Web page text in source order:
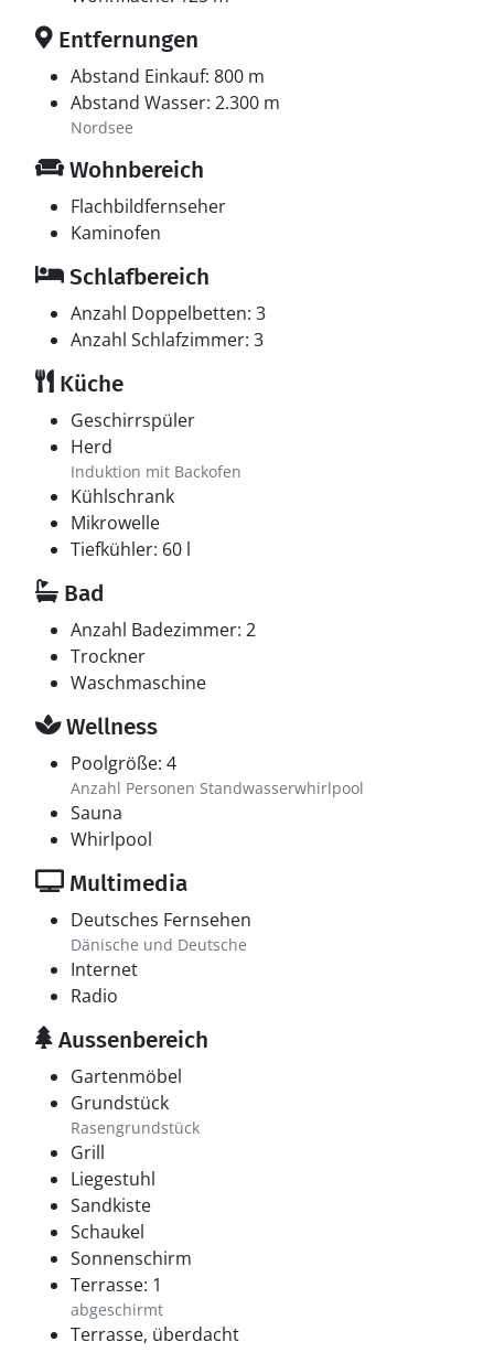
Entfernungen
Abstand Einkauf: 800 m
Abstand Wasser: 2.300 m
Nordsee
Wohnbereich
Flachbildfernseher
Kaminofen
Schlafbereich
Anzahl Doppelbetten: 3
Anzahl Schlafzimmer: 3
Küche
Geschirrspüler
Herd
Induktion mit Backofen
Kühlschrank
Mikrowelle
Tiefkühler: 60 l
Bad
Anzahl Badezimmer: 2
Trockner
Waschmaschine
Wellness
Poolgröße: 4
Anzahl Personen Standwasserwhirlpool
Sauna
Whirlpool
Multimedia
Deutsches Fernsehen
Dänische und Deutsche
Internet
Radio
Aussenbereich
Gartenmöbel
Grundstück
Rasengrundstück
Grill
Liegestuhl
Sandkiste
Schaukel
Sonnenschirm
Terrasse: 1
abgeschirmt
Terrasse, überdacht